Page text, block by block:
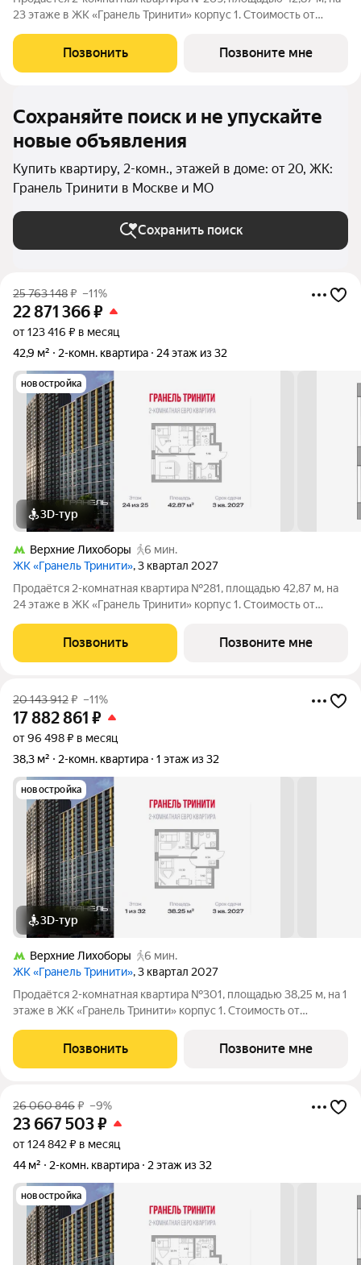
23 этаже в ЖК «Гранель Тринити» корпус 1. Стоимость от
односторонняя, окна во двор. Жилой квартал «Гранель
Тринити» расположен на севере Москвы,
Позвонить Позвоните мне
Сохраняйте поиск и не упускайте
новые объявления
Купить квартиру, 2-комн., этажей в доме: от 20, ЖК:
Гранель Тринити в Москве и МО
Сохранить поиск
25 763 148₽ –11%
22 871 366₽
от 123 416 ₽ в месяц
42,9 м²
2-комн. квартира 24 этаж из 32
новостройка
3D-тур
Верхние Лихоборы
6 мин.
ЖК «Гранель Тринити», 3 квартал 2027
Продаётся 2-комнатная квартира №281, площадью 42,87 м, на
24 этаже в ЖК «Гранель Тринити» корпус 1. Стоимость от
односторонняя, окна во двор. Жилой квартал «Гранель
Тринити» расположен на севере Москвы,
Позвонить Позвоните мне
20 143 912₽ –11%
17 882 861 ₽
от 96 498 ₽ в месяц
38,3 м²
2-комн. квартира 1 этаж из 32
новостройка
3D-тур
Верхние Лихоборы
6 мин.
ЖК «Гранель Тринити», 3 квартал 2027
Продаётся 2-комнатная квартира №301, площадью 38,25 м, на 1
этаже в ЖК «Гранель Тринити» корпус 1. Стоимость от
односторонняя, окна во двор. Жилой квартал «Гранель
Тринити» расположен на севере Москвы,
Позвонить Позвоните мне
26 060 846₽ –9%
23 667 503₽
от 124 842 ₽ в месяц
44 м²
2-комн. квартира 2 этаж из 32
новостройка